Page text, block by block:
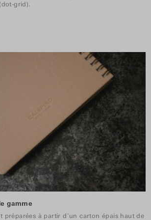
grid).
gamme
préparées à partir d'un carton épais haut de